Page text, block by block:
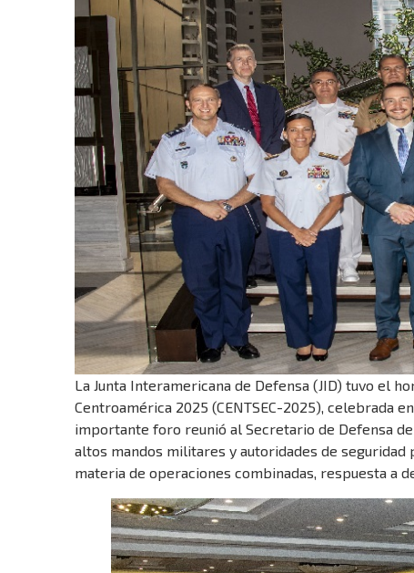
La Junta Interamericana de Defensa (JID) tuvo el
Centroamérica 2025 (CENTSEC-2025), celebrada
importante foro reunió al Secretario de Defensa
altos mandos militares y autoridades de
materia de operaciones combinadas, respuesta a